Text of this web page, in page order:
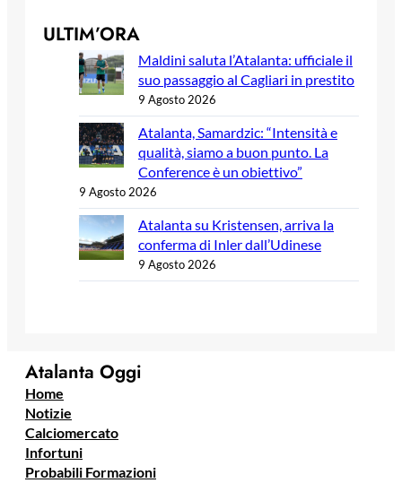
ULTIM’ORA
Maldini saluta l’Atalanta: ufficiale il
suo passaggio al Cagliari in prestito
9 Agosto 2026
Atalanta, Samardzic: “Intensità e
qualità, siamo a buon punto. La
Conference è un obiettivo”
9 Agosto 2026
Atalanta su Kristensen, arriva la
conferma di Inler dall’Udinese
9 Agosto 2026
Atalanta Oggi
Home
Notizie
Calciomercato
Infortuni
Probabili Formazioni